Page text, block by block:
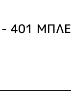
- 401 ΜΠΛΕ